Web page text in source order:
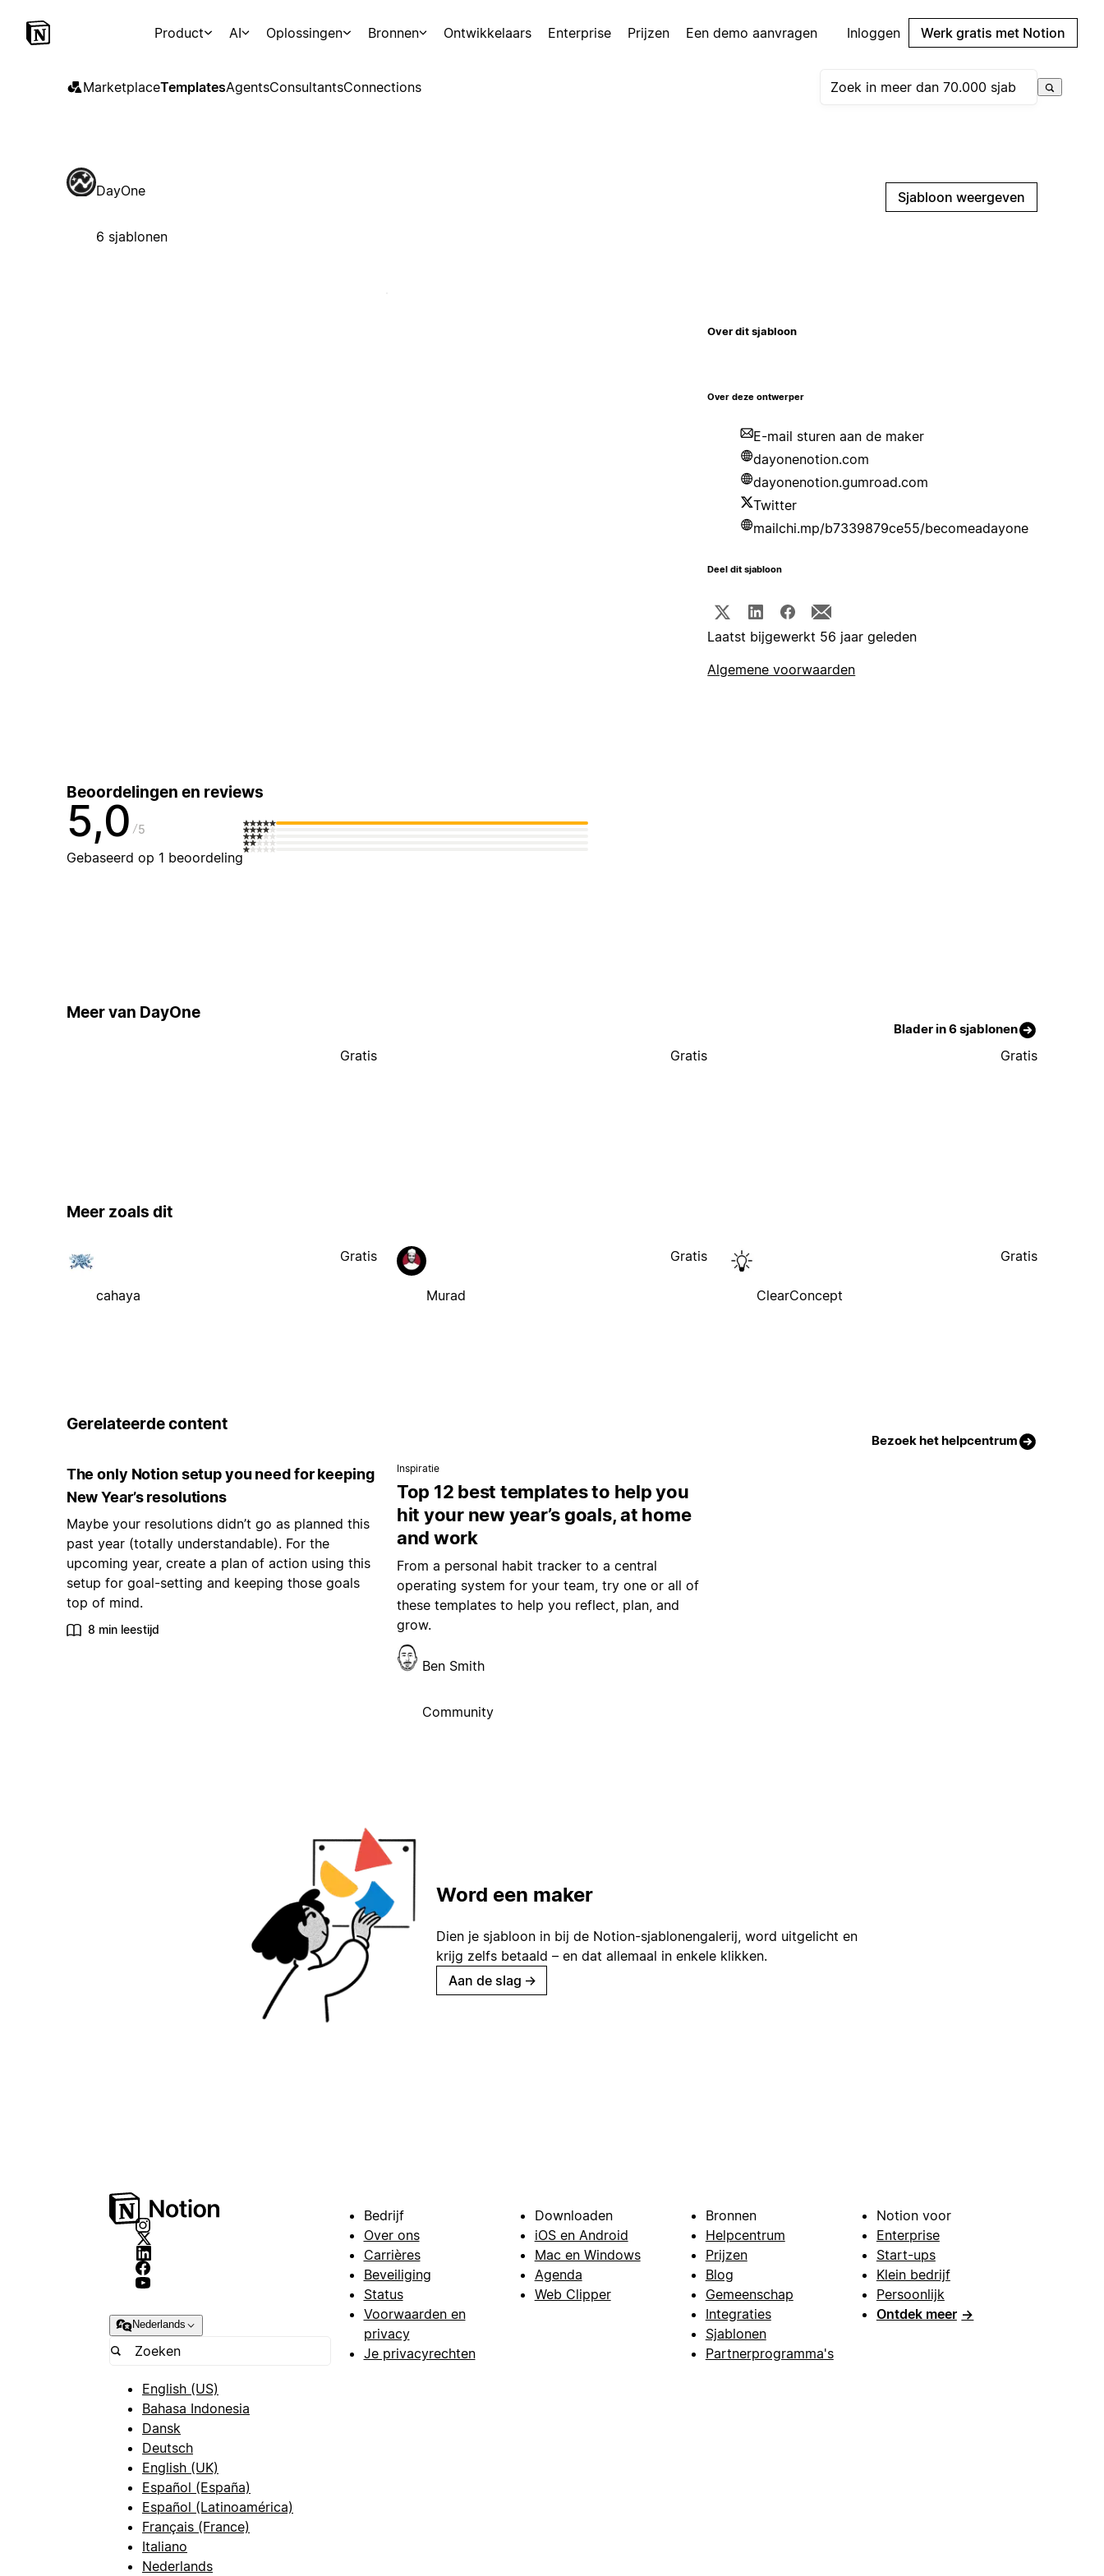
Product AI Oplossingen Bronnen Ontwikkelaars Enterprise Prijzen Een demo aanvragen Inloggen Werk gratis met Notion
MarketplaceTemplatesAgentsConsultantsConnections
DayOne
6 sjablonen
Sjabloon weergeven
Over dit sjabloon
Over deze ontwerper
E-mail sturen aan de maker
dayonenotion.com
dayonenotion.gumroad.com
Twitter
mailchi.mp/b7339879ce55/becomeadayone
Deel dit sjabloon
Laatst bijgewerkt 56 jaar geleden
Algemene voorwaarden
Beoordelingen en reviews
5,0 5
Gebaseerd op 1 beoordeling
Meer van DayOne
Blader in 6 sjablonen
Gratis Gratis Gratis
Meer zoals dit
cahaya
Gratis
Murad
Gratis
ClearConcept
Gratis
Gerelateerde content
Bezoek het helpcentrum
The only Notion setup you need for keeping
New Year’s resolutions
Maybe your resolutions didn’t go as planned this
past year (totally understandable). For the
upcoming year, create a plan of action using this
setup for goal-setting and keeping those goals
top of mind.
8 min leestijd
Inspiratie
Top 12 best templates to help you
hit your new year’s goals, at home
and work
From a personal habit tracker to a central
operating system for your team, try one or all of
these templates to help you reflect, plan, and
grow.
Ben Smith
Community
Word een maker
Dien je sjabloon in bij de Notion-sjablonengalerij, word uitgelicht en
krijg zelfs betaald – en dat allemaal in enkele klikken.
Aan de slag →
Nederlands
English (US)
Bahasa Indonesia
Dansk
Deutsch
English (UK)
Español (España)
Español (Latinoamérica)
Français (France)
Italiano
Nederlands
Bedrijf
Over ons
Carrières
Beveiliging
Status
Voorwaarden en
privacy
Je privacyrechten
Downloaden
iOS en Android
Mac en Windows
Agenda
Web Clipper
Bronnen
Helpcentrum
Prijzen
Blog
Gemeenschap
Integraties
Sjablonen
Partnerprogramma's
Notion voor
Enterprise
Start-ups
Klein bedrijf
Persoonlijk
Ontdek meer →